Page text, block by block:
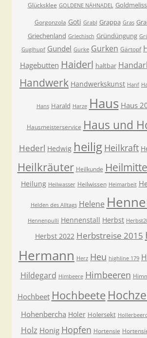
Glücksklee GOLDENE NÄHNADEL
Gorgonzola Goti Grabl Grappa Gras
Griechenland Griechisch Gründüngung
Guglhupf Gundel Gurke Gurken Gärtopf
Hagebutten Haiderl haltbar
Handwerk Handwerkskunst Hanf
Hans Harald Harze Haus Haus
Hausmeisterservice Haus und
Hederl Hedwig heilig Heilkraft
Heilkräuter Heilkunde
Heilung Heilwasser Heilwissen Heimarbeit
Helden des Alltags Helene
Hennenpulli Hennenstall Herbst
Herbst 2022 Herbstreise 2015
Hermann Herz Heu highline 179
Hildegard Himbeere Himbeeren
Hochbeet Hochbeete
Hohenbercha Holer Holersekt
Holz Honig Hopfen Hortensie